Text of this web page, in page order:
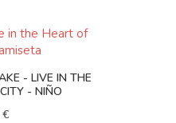
- LIVE IN THE
- NIÑO
€